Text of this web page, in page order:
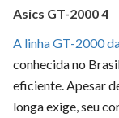
Asics GT-2000 4
A linha GT-2000
conhecida no
eficiente. Apesar
longa exige, seu